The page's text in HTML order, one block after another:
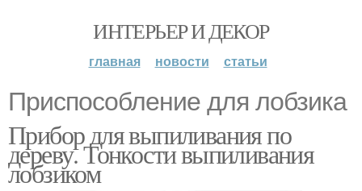
ИНТЕРЬЕР И ДЕКОР
главная новости статьи
Приспособление для лобзика
Прибор для выпиливания по
дереву. Тонкости выпиливания
лобзиком